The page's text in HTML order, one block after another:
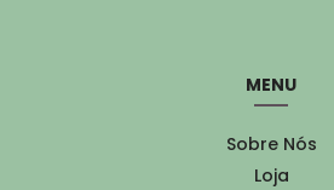
MENU
Sobre Nós
Loja